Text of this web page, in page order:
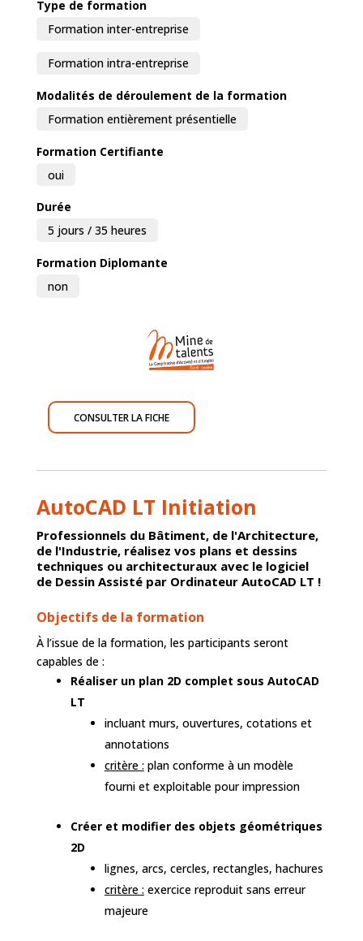
Type de formation
Formation inter-entreprise
Formation intra-entreprise
Modalités de déroulement de la formation
Formation entièrement présentielle
Formation Certifiante
oui
Durée
5 jours / 35 heures
Formation Diplomante
non
CONSULTER LA FICHE
AutoCAD LT Initiation
Professionnels du Bâtiment, de l'Architecture,
de l'Industrie, réalisez vos plans et dessins
techniques ou architecturaux avec le logiciel
de Dessin Assisté par Ordinateur AutoCAD LT !
Objectifs de la formation
À l’issue de la formation, les participants seront
capables de :
Réaliser un plan 2D complet sous AutoCAD
LT
incluant murs, ouvertures, cotations et
annotations
critère : plan conforme à un modèle
fourni et exploitable pour impression
Créer et modifier des objets géométriques
2D
lignes, arcs, cercles, rectangles, hachures
critère : exercice reproduit sans erreur
majeure